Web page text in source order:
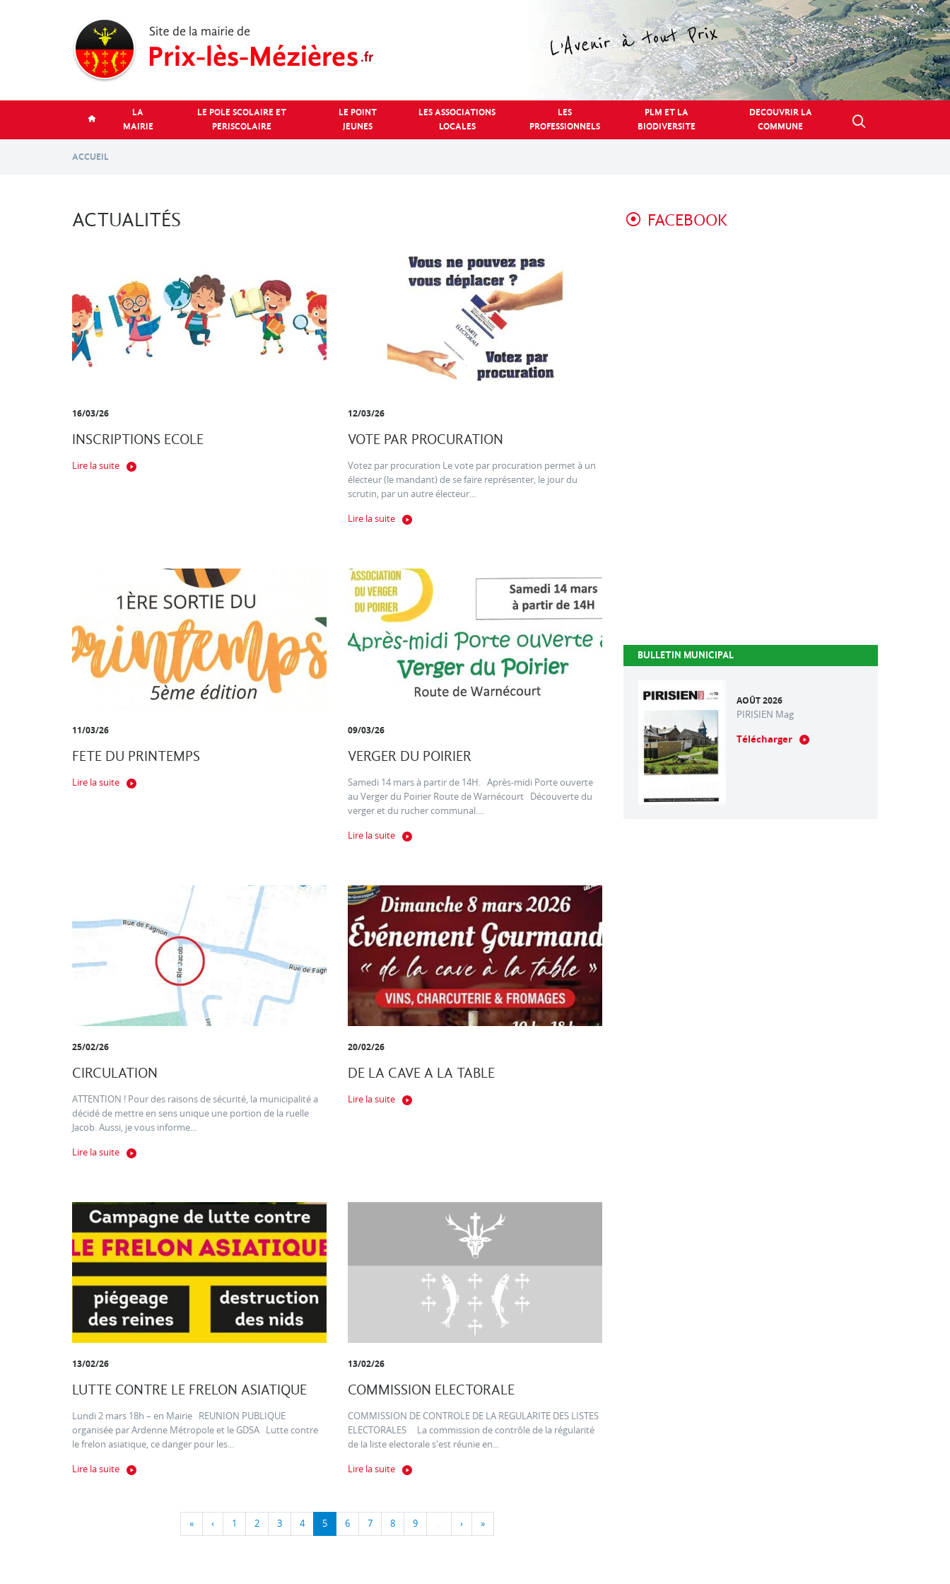
LA
MAIRIE
LE POLE SCOLAIRE ET
PERISCOLAIRE
LE POINT
JEUNES
LES ASSOCIATIONS
LOCALES
LES
PROFESSIONNELS
PLM ET LA
BIODIVERSITE
DECOUVRIR LA
COMMUNE
ACCUEIL
ACTUALITÉS
16/03/26
INSCRIPTIONS ECOLE
Lire la suite
12/03/26
VOTE PAR PROCURATION
Votez par procuration Le vote par procuration permet à un
électeur (le mandant) de se faire représenter, le jour du
scrutin, par un autre électeur...
Lire la suite
11/03/26
FETE DU PRINTEMPS
Lire la suite
09/03/26
VERGER DU POIRIER
Samedi 14 mars à partir de 14H. Après-midi Porte ouverte
au Verger du Poirier Route de Warnécourt Découverte du
verger et du rucher communal....
Lire la suite
25/02/26
CIRCULATION
ATTENTION ! Pour des raisons de sécurité, la municipalité a
décidé de mettre en sens unique une portion de la ruelle
Jacob. Aussi, je vous informe...
Lire la suite
20/02/26
DE LA CAVE A LA TABLE
Lire la suite
13/02/26
LUTTE CONTRE LE FRELON ASIATIQUE
Lundi 2 mars 18h – en Mairie REUNION PUBLIQUE
organisée par Ardenne Métropole et le GDSA Lutte contre
le frelon asiatique, ce danger pour les...
Lire la suite
13/02/26
COMMISSION ELECTORALE
COMMISSION DE CONTROLE DE LA REGULARITE DES LISTES
ELECTORALES La commission de contrôle de la régularité
de la liste electorale s'est réunie en...
Lire la suite
« ‹ 1 2 3 4 5 6 7 8 9 … › »
FACEBOOK
BULLETIN MUNICIPAL
AOÛT 2026
PIRISIEN Mag
Télécharger